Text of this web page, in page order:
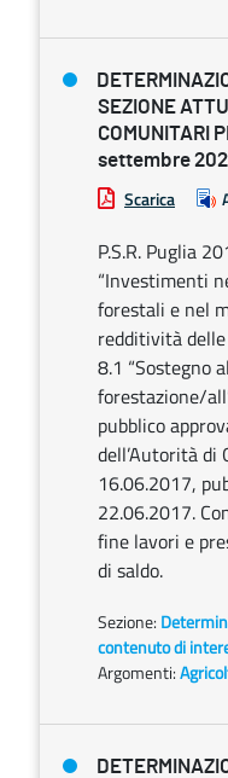
SEZIONE
COMUNITARI
settembre
Scarica
P.S.R. Puglia
“Investimenti
forestali e nel
redditività
8.1 “Sostegno
forestazione/
pubblico
dell’Autorità di
16.06.2017,
22.06.2017.
fine lavori e
di saldo.
Sezione:
contenuto di
Argomenti: